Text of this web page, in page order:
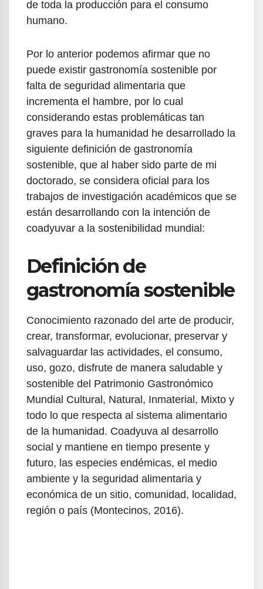
de toda la producción para el consumo
humano.
Por lo anterior podemos afirmar que no
puede existir gastronomía sostenible por
falta de seguridad alimentaria que
incrementa el hambre, por lo cual
considerando estas problemáticas tan
graves para la humanidad he desarrollado la
siguiente definición de gastronomía
sostenible, que al haber sido parte de mi
doctorado, se considera oficial para los
trabajos de investigación académicos que se
están desarrollando con la intención de
coadyuvar a la sostenibilidad mundial:
Definición de
gastronomía sostenible
Conocimiento razonado del arte de producir,
crear, transformar, evolucionar, preservar y
salvaguardar las actividades, el consumo,
uso, gozo, disfrute de manera saludable y
sostenible del Patrimonio Gastronómico
Mundial Cultural, Natural, Inmaterial, Mixto y
todo lo que respecta al sistema alimentario
de la humanidad. Coadyuva al desarrollo
social y mantiene en tiempo presente y
futuro, las especies endémicas, el medio
ambiente y la seguridad alimentaria y
económica de un sitio, comunidad, localidad,
región o país (Montecinos, 2016).